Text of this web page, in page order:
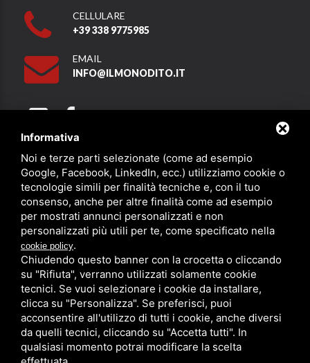
CELLULARE
+39 338 9775985
EMAIL
INFO@ILMONODITO.IT
Partner
PRIVACY SITEMAP/ QUESTO SITO È PROTETTO DA GOOGLE
RECAPTCHA V3,PRIVACY POLICYE TERMS OF SERVICEDI GOOGLE.
Informativa
Noi e terze parti selezionate (come ad esempio
Google, Facebook, LinkedIn, ecc.) utilizziamo cookie o
tecnologie simili per finalità tecniche e, con il tuo
consenso, anche per altre finalità come ad esempio
per mostrati annunci personalizzati e non
personalizzati più utili per te, come specificato nella
cookie policy.
Chiudendo questo banner con la crocetta o cliccando
su "Rifiuta", verranno utilizzati solamente cookie
tecnici. Se vuoi selezionare i cookie da installare,
clicca su "Personalizza". Se preferisci, puoi
acconsentire all'utilizzo di tutti i cookie, anche diversi
da quelli tecnici, cliccando su "Accetta tutti". In
qualsiasi momento potrai modificare la scelta